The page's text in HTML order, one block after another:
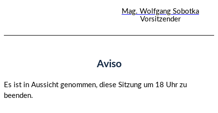
Mag. Wolfgang Sobotka
Vorsitzender
Aviso
Es ist in Aussicht genommen, diese Sitzung um 18 Uhr zu
beenden.